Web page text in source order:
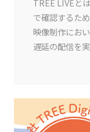
TREE LIVEと
で確認するた
映像制作にお
遅延の配信を